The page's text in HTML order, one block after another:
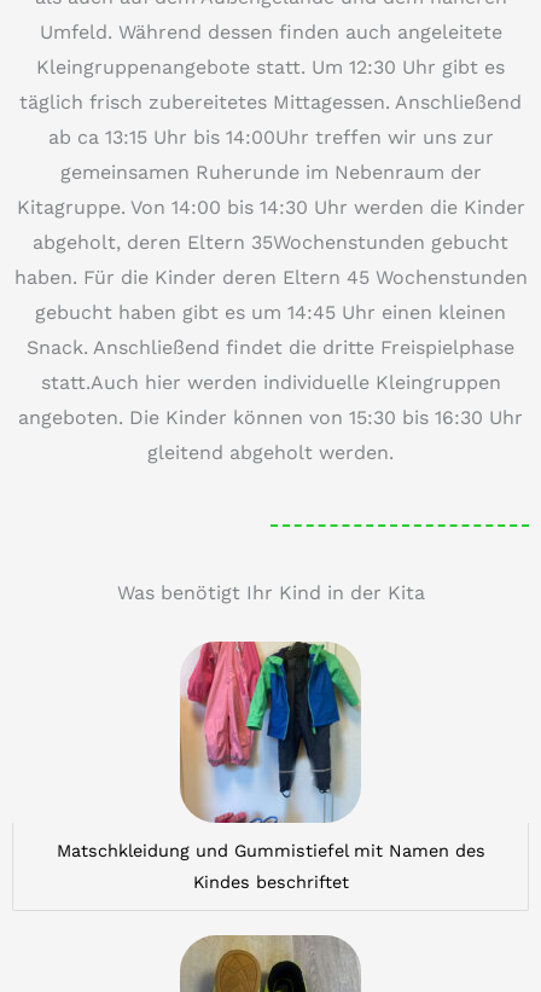
Umfeld. Während dessen finden auch angeleitete
Kleingruppenangebote statt. Um 12:30 Uhr gibt es
täglich frisch zubereitetes Mittagessen. Anschließend
ab ca 13:15 Uhr bis 14:00Uhr treffen wir uns zur
gemeinsamen Ruherunde im Nebenraum der
Kitagruppe. Von 14:00 bis 14:30 Uhr werden die Kinder
abgeholt, deren Eltern 35Wochenstunden gebucht
haben. Für die Kinder deren Eltern 45 Wochenstunden
gebucht haben gibt es um 14:45 Uhr einen kleinen
Snack. Anschließend findet die dritte Freispielphase
statt.Auch hier werden individuelle Kleingruppen
angeboten. Die Kinder können von 15:30 bis 16:30 Uhr
gleitend abgeholt werden.
Was benötigt Ihr Kind in der Kita
Matschkleidung und Gummistiefel mit Namen des
Kindes beschriftet